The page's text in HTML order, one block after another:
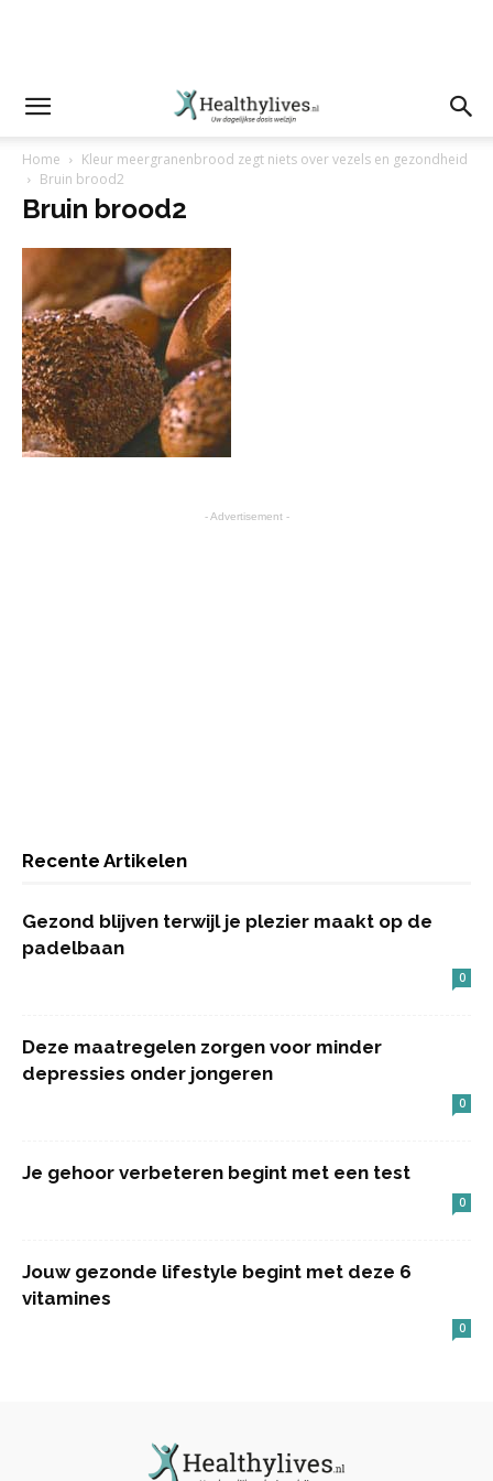
Home
Kleur meergranenbrood zegt niets over vezels en gezondheid
Bruin brood2
Bruin brood2
- Advertisement -
Recente Artikelen
Gezond blijven terwijl je plezier maakt op de
padelbaan
0
Deze maatregelen zorgen voor minder
depressies onder jongeren
0
Je gehoor verbeteren begint met een test
0
Jouw gezonde lifestyle begint met deze 6
vitamines
0